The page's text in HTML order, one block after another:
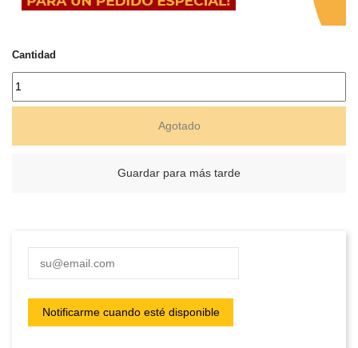
Cantidad
Agotado
Guardar para más tarde